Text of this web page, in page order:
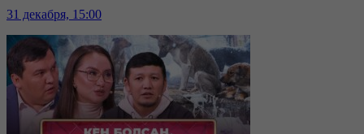
31 декабря, 15:00